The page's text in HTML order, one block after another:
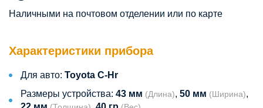
Наличными на почтовом отделении или по карте
Характеристики прибора
Для авто: Toyota C-Hr
Размеры устройства: 43 мм (Длина), 50 мм (Ширина),